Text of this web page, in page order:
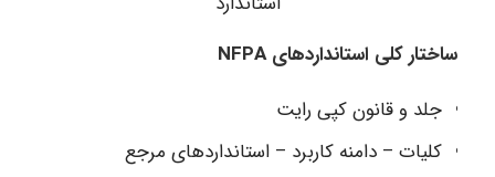
ساختار کلی استانداردهای NFPA
جلد و قانون کپی رایت
کلیات – دامنه کاربرد – استانداردهای مرجع